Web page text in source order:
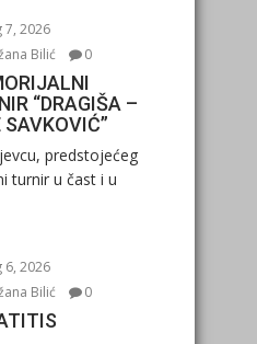
7, 2026
Bilić
0
“DRAGIŠA –
SAVKOVIĆ”
predstojećeg
turnir u čast i u
6, 2026
Bilić
0